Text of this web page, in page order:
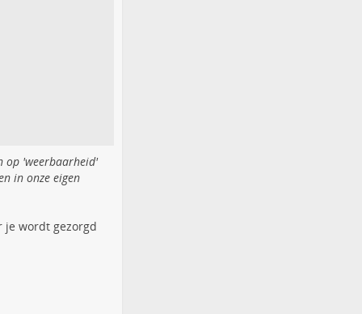
op 'weerbaarheid'
in onze eigen
je wordt gezorgd